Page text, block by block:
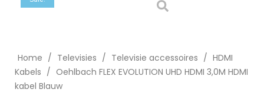
Home / Televisies / Televisie accessoires / HDMI
Kabels / Oehlbach FLEX EVOLUTION UHD HDMI 3,0M HDMI
kabel Blauw